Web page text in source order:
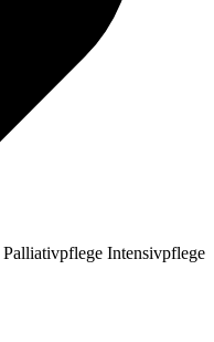
Palliativpflege Intensivpflege